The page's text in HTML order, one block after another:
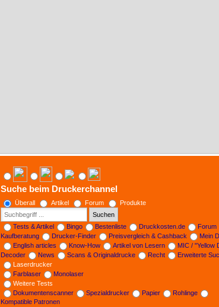
Suche beim Druckerchannel
Überall Artikel Forum
Produkte
Suchen
Tests & Artikel
Bingo Bestenliste Druckkosten.de
Forum
Kaufberatung
Drucker-Finder Preisvergleich & Cashback
Mein
English articles
Know-How Artikel von Lesern
MIC / "Yellow
Decoder
News Scans & Originaldrucke Recht
Erweiterte
Laserdrucker
Farblaser
Monolaser
Weitere Tests
Dokumentenscanner
Spezialdrucker Papier
Rohlinge
Kompatible Patronen